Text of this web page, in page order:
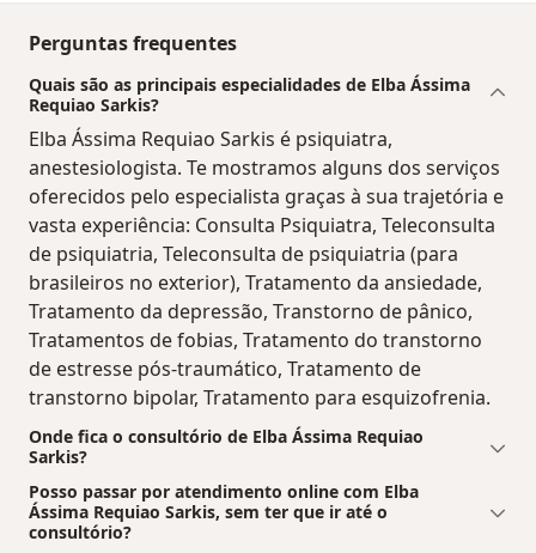
Perguntas frequentes
Quais são as principais especialidades de Elba Ássima
Requiao Sarkis?
Elba Ássima Requiao Sarkis é psiquiatra,
anestesiologista. Te mostramos alguns dos serviços
oferecidos pelo especialista graças à sua trajetória e
vasta experiência: Consulta Psiquiatra, Teleconsulta
de psiquiatria, Teleconsulta de psiquiatria (para
brasileiros no exterior), Tratamento da ansiedade,
Tratamento da depressão, Transtorno de pânico,
Tratamentos de fobias, Tratamento do transtorno
de estresse pós-traumático, Tratamento de
transtorno bipolar, Tratamento para esquizofrenia.
Onde fica o consultório de Elba Ássima Requiao
Sarkis?
Posso passar por atendimento online com Elba
Ássima Requiao Sarkis, sem ter que ir até o
consultório?